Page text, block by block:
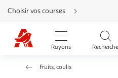
Aller
directement
au
contenu
Aller
directement
Aller
Choisir vos courses
Rayons Recherche
Fruits, coulis